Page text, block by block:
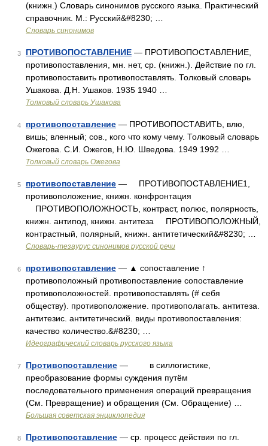
(книжн.) Словарь синонимов русского языка. Практический
справочник. М.: Русский&#8230; …
Словарь синонимов
3 ПРОТИВОПОСТАВЛЕНИЕ — ПРОТИВОПОСТАВЛЕНИЕ,
противопоставления, мн. нет, ср. (книжн.). Действие по гл.
противопоставить противопоставлять. Толковый словарь
Ушакова. Д.Н. Ушаков. 1935 1940 …
Толковый словарь Ушакова
4 противопоставление — ПРОТИВОПОСТАВИТЬ, влю,
вишь; вленный; сов., кого что кому чему. Толковый словарь
Ожегова. С.И. Ожегов, Н.Ю. Шведова. 1949 1992 …
Толковый словарь Ожегова
5 противопоставление — ПРОТИВОПОСТАВЛЕНИЕ1,
противоположение, книжн. конфронтация
ПРОТИВОПОЛОЖНОСТЬ, контраст, полюс, полярность,
книжн. антипод, книжн. антитеза ПРОТИВОПОЛОЖНЫЙ,
контрастный, полярный, книжн. антитетический&#8230; …
Словарь-тезаурус синонимов русской речи
6 противопоставление — ▲ сопоставление ↑
противоположный противопоставление сопоставление
противоположностей. противопоставлять (# себя
обществу). противоположение. противополагать. антитеза.
антитезис. антитетический. виды противопоставления:
качество количество.&#8230; …
Идеографический словарь русского языка
7 Противопоставление — в силлогистике,
преобразование формы суждения путём
последовательного применения операций превращения
(См. Превращение) и обращения (См. Обращение) …
Большая советская энциклопедия
8 Противопоставление — ср. процесс действия по гл.